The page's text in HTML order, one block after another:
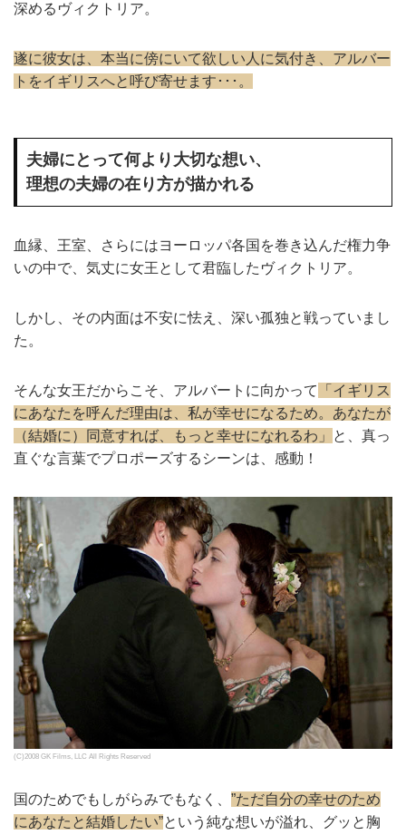
深めるヴィクトリア。
遂に彼女は、本当に傍にいて欲しい人に気付き、アルバー
トをイギリスへと呼び寄せます･･･。
夫婦にとって何より大切な想い、
理想の夫婦の在り方が描かれる
血縁、王室、さらにはヨーロッパ各国を巻き込んだ権力争
いの中で、気丈に女王として君臨したヴィクトリア。
しかし、その内面は不安に怯え、深い孤独と戦っていまし
た。
そんな女王だからこそ、アルバートに向かって
「イギリス
にあなたを呼んだ理由は、私が幸せになるため。あなたが
（結婚に）同意すれば、もっと幸せになれるわ」
と、真っ
直ぐな言葉でプロポーズするシーンは、感動！
(C)2008 GK Films, LLC All Rights Reserved
国のためでもしがらみでもなく、 ”ただ自分の幸せのため
にあなたと結婚したい”という純な想いが溢れ、グッと胸